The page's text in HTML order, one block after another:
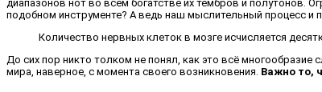
диапазонов нот во всём богатстве их тембров и полутонов.
подобном инструменте? А ведь наш мыслительный процесс и
Количество нервных клеток в мозге исчисляется
До сих пор никто толком не понял, как это всё
мира, наверное, с момента своего возникновения. Важно то,